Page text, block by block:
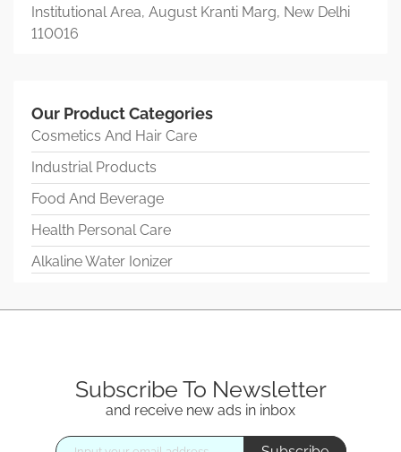
Institutional Area, August Kranti Marg, New Delhi
110016
Our Product Categories
Cosmetics And Hair Care
Industrial Products
Food And Beverage
Health Personal Care
Alkaline Water Ionizer
Subscribe To Newsletter
and receive new ads in inbox